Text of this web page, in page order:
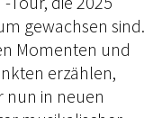
gewachsen sind.
Momenten und
erzählen,
nun in neuen